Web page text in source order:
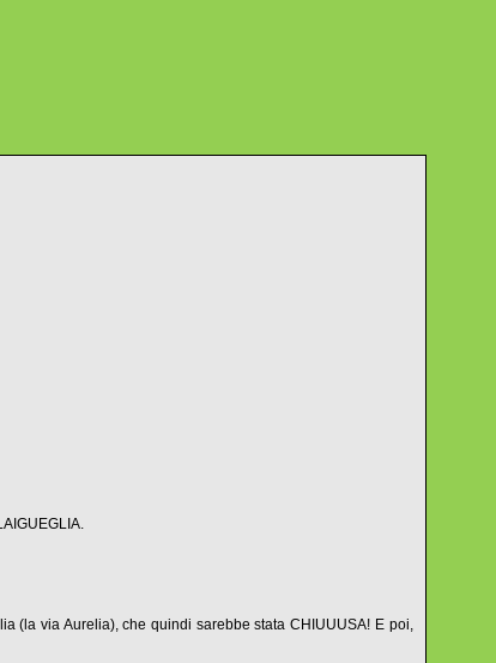
(la via Aurelia), che quindi sarebbe stata CHIUUUSA! E poi,